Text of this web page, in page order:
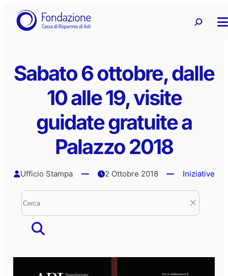
Ricerca
Ricerca
Sabato 6 ottobre, dalle
10 alle 19, visite
guidate gratuite a
Palazzo 2018
Ufficio Stampa 2 Ottobre 2018 Iniziative